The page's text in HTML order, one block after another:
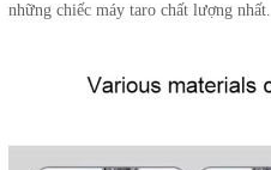
những chiếc máy taro chất lượng nhất.